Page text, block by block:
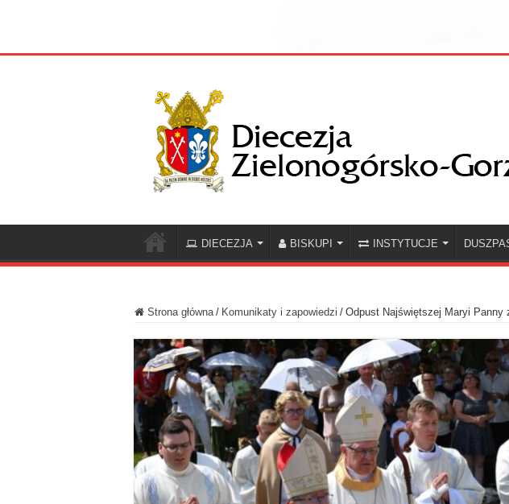
DIECEZJA BISKUPI INSTYTUCJE
Strona główna / Komunikaty i zapowiedzi / Odpust Najświętszej Maryi Panny